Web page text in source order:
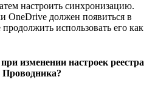
настроить синхронизацию.
OneDrive должен появиться в
использовать его как
изменении настроек реестра
Проводника?